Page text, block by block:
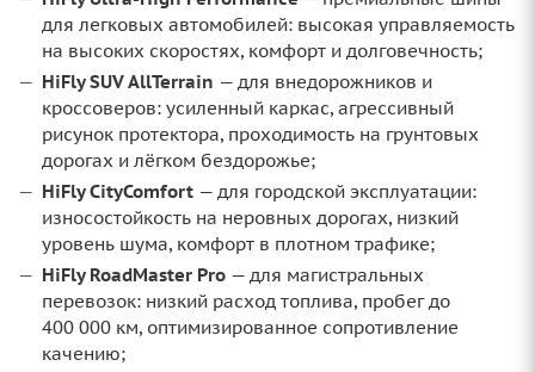
для легковых автомобилей: высокая управляемость
на высоких скоростях, комфорт и долговечность;
HiFly SUV AllTerrain — для внедорожников и
кроссоверов: усиленный каркас, агрессивный
рисунок протектора, проходимость на грунтовых
дорогах и лёгком бездорожье;
HiFly CityComfort — для городской эксплуатации:
износостойкость на неровных дорогах, низкий
уровень шума, комфорт в плотном трафике;
HiFly RoadMaster Pro — для магистральных
перевозок: низкий расход топлива, пробег до
400 000 км, оптимизированное сопротивление
качению;